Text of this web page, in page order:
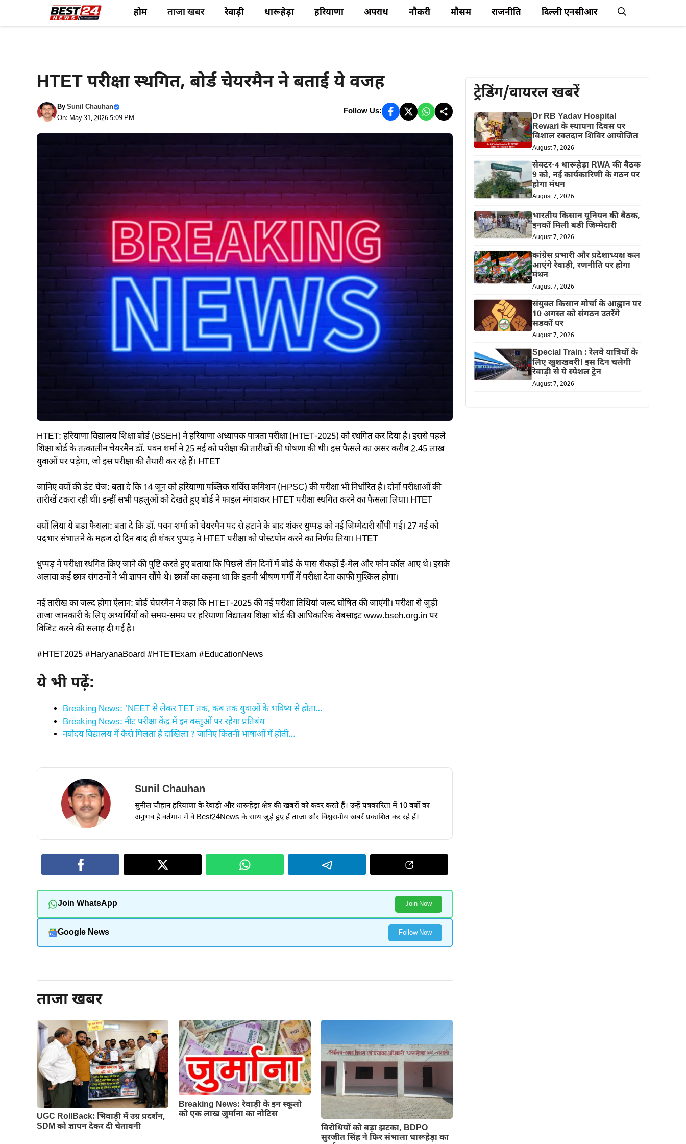
होम ताजा खबर रेवाड़ी धारूहेड़ा हरियाणा अपराध नौकरी मौसम राजनीति दिल्ली एनसीआर
HTET परीक्षा स्थगित, बोर्ड चेयरमैन ने बताई ये वजह
BySunil Chauhan
On: May 31, 2026 5:09 PM
Follow Us:
HTET: हरियाणा विद्यालय शिक्षा बोर्ड (BSEH) ने हरियाणा अध्यापक पात्रता परीक्षा (HTET-2025) को स्थगित कर दिया है। इससे पहले
शिक्षा बोर्ड के तत्कालीन चेयरमैन डॉ. पवन शर्मा ने 25 मई को परीक्षा की तारीखों की घोषणा की थी। इस फैसले का असर करीब 2.45 लाख
युवाओं पर पड़ेगा, जो इस परीक्षा की तैयारी कर रहे हैं। HTET
जानिए क्यों की डेट चेज: बता दे कि 14 जून को हरियाणा पब्लिक सर्विस कमिशन (HPSC) की परीक्षा भी निर्धारित है। दोनों परीक्षाओं की
तारीखें टकरा रही थीं। इन्हीं सभी पहलुओं को देखते हुए बोर्ड ने फाइल मंगवाकर HTET परीक्षा स्थगित करने का फैसला लिया। HTET
क्यों लिया ये बडा फैसला: बता दे कि डॉ. पवन शर्मा को चेयरमैन पद से हटाने के बाद शंकर धुप्पड़ को नई जिम्मेदारी सौंपी गई। 27 मई को
पदभार संभालने के महज दो दिन बाद ही शंकर धुप्पड़ ने HTET परीक्षा को पोस्टपोन करने का निर्णय लिया। HTET
धुप्पड़ ने परीक्षा स्थगित किए जाने की पुष्टि करते हुए बताया कि पिछले तीन दिनों में बोर्ड के पास सैकड़ों ई-मेल और फोन कॉल आए थे। इसके
अलावा कई छात्र संगठनों ने भी ज्ञापन सौंपे थे। छात्रों का कहना था कि इतनी भीषण गर्मी में परीक्षा देना काफी मुश्किल होगा।
नई तारीख का जल्द होगा ऐलान: बोर्ड चेयरमैन ने कहा कि HTET-2025 की नई परीक्षा तिथियां जल्द घोषित की जाएंगी। परीक्षा से जुड़ी
ताजा जानकारी के लिए अभ्यर्थियों को समय-समय पर हरियाणा विद्यालय शिक्षा बोर्ड की आधिकारिक वेबसाइट www.bseh.org.in पर
विजिट करने की सलाह दी गई है।
#HTET2025 #HaryanaBoard #HTETExam #EducationNews
ये भी पढ़ें:
Breaking News: 'NEET से लेकर TET तक, कब तक युवाओं के भविष्य से होता…
Breaking News: नीट परीक्षा केंद्र में इन वस्तुओं पर रहेगा प्रतिबंध
नवोदय विद्यालय में कैसे मिलता है दाखिला ? जानिए ​कितनी भाषाओं में होती…
Sunil Chauhan
सुनील चौहान हरियाणा के रेवाड़ी और धारूहेड़ा क्षेत्र की खबरों को कवर करते हैं। उन्हें पत्रकारिता में 10 वर्षों का
अनुभव है वर्तमान में वे Best24News के साथ जुड़े हुए हैं ताजा और विश्वसनीय खबरें प्रकाशित कर रहे हैं।
Join WhatsApp Join Now
Google News Follow Now
ताजा खबर
UGC RollBack: भिवाड़ी में उग्र प्रदर्शन,
SDM को ज्ञापन देकर दी चेतावनी
Breaking News: रेवाड़ी के इन स्कूलो
को एक लाख जुर्माना का नोटिस
विरोधियों को बड़ा झटका, BDPO
सुरजीत सिंह ने फिर संभाला धारूहेड़ा का
ट्रेडिंग/वायरल खबरें
Dr RB Yadav Hospital
Rewari के स्थापना दिवस पर
विशाल रक्तदान शिविर आयोजित
August 7, 2026
सेक्टर-4 धारूहेड़ा RWA की बैठक
9 को, नई कार्यकारिणी के गठन पर
होगा मंथन
August 7, 2026
भारतीय किसान यूनियन की बैठक,
इनकों मिली बडी जिम्मेदारी
August 7, 2026
कांग्रेस प्रभारी और प्रदेशाध्यक्ष कल
आएंगे रेवाड़ी, रणनीति पर होगा
मंथन
August 7, 2026
संयुक्त किसान मोर्चा के आह्वान पर
10 अगस्त को संगठन उतरेंगे
सडकों पर
August 7, 2026
Special Train : रेलवे यात्रियों के
लिए खुशखबरी! इस दिन चलेगी
रेवाड़ी से ये स्पेशल ट्रेन
August 7, 2026